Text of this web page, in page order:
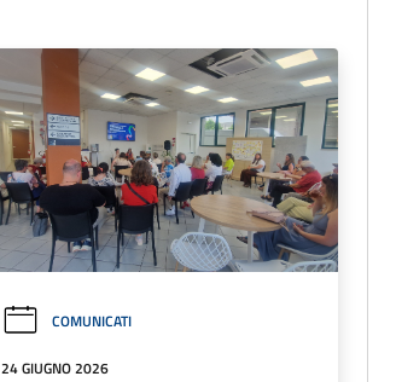
COMUNICATI
24 GIUGNO 2026